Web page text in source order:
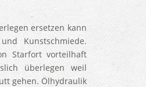
ersetzen kann
Kunstschmiede.
Starfort vorteilhaft
überlegen weil
gehen. Ölhydraulik